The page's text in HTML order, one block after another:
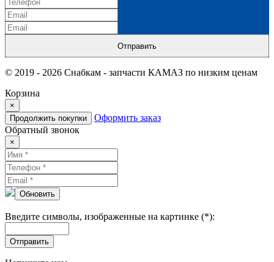
Отправить
© 2019 - 2026 Снабкам - запчасти КАМАЗ по низким ценам
Корзина
×
Продолжить покупки
Оформить заказ
Обратный звонок
×
Обновить
Введите символы, изображенные на картинке (*):
Отправить